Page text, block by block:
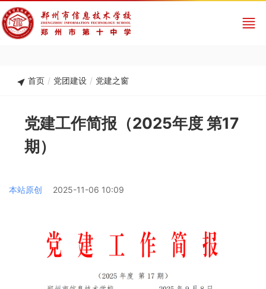
首页 / 党团建设 / 党建之窗
党建工作简报（2025年度 第17
期）
本站原创 2025-11-06 10:09